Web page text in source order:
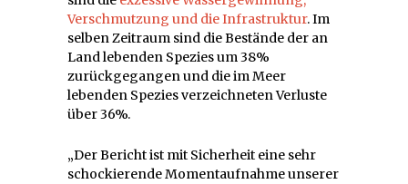
Verschmutzung und die Infrastruktur. Im
selben Zeitraum sind die Bestände der an
Land lebenden Spezies um 38%
zurückgegangen und die im Meer
lebenden Spezies verzeichneten Verluste
über 36%.
„Der Bericht ist mit Sicherheit eine sehr
schockierende Momentaufnahme unserer